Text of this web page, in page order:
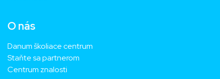
O nás
Danum školiace centrum
Staňte sa partnerom
Centrum znalosti